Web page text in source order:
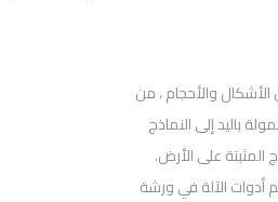
والأحجام ، من
باليد إلى النماذج
المثبتة على الأرض.
الآلة في ورشة